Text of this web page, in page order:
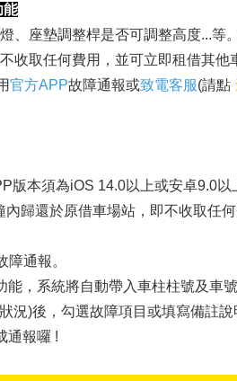
能
、座墊調整桿是否可調整高度...等
收取任何費用，並可立即租借其他
官方APP故障通報或致電客服(請點
版本須為iOS 14.0以上或安卓9.0以
歸還於原借車場站，即不收取任
通報。
能，系統將自動帶入車柱柱號及車號
況)後，勾選故障項目或填寫備註說
通報囉 !